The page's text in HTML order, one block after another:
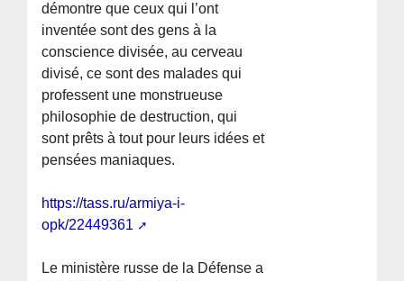
démontre que ceux qui l’ont
inventée sont des gens à la
conscience divisée, au cerveau
divisé, ce sont des malades qui
professent une monstrueuse
philosophie de destruction, qui
sont prêts à tout pour leurs idées et
pensées maniaques.
https://tass.ru/armiya-i-
opk/22449361
Le ministère russe de la Défense a